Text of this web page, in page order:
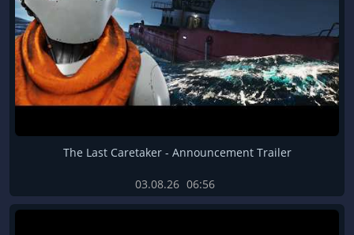
The Last Caretaker - Announcement Trailer
03.08.26 06:56